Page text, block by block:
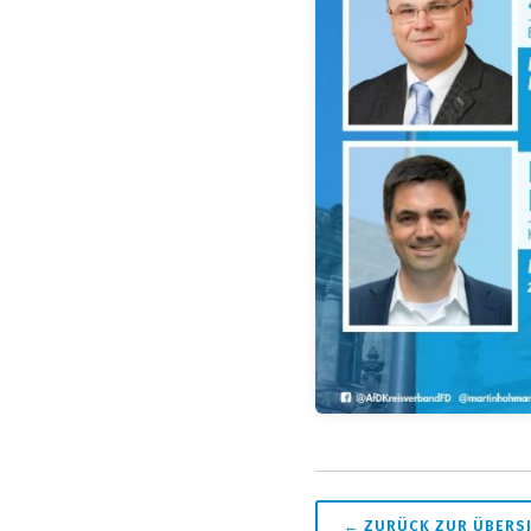
← ZURÜCK ZUR